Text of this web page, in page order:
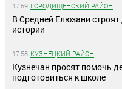
17:59 ГОРОДИЩЕНСКИЙ РАЙОН
В Средней Елюзани
истории
17:58 КУЗНЕЦКИЙ РАЙОН
Кузнечан просят помочь
подготовиться к школе